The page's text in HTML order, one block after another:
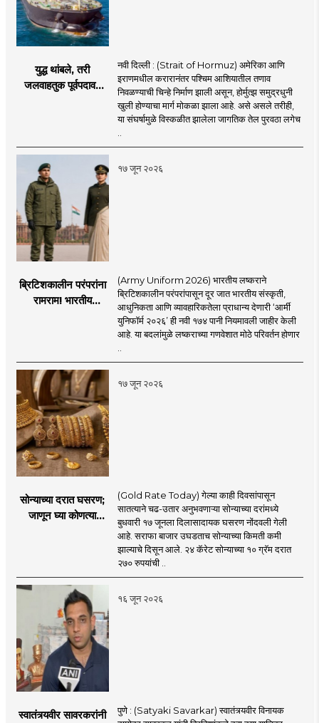
युद्ध थांबले, तरी
जलवाहतुक पूर्वपदावर
चिंता.
नवी दिल्ली : (Strait of Hormuz) अमेरिका आणि
इराणमधील करारानंतर पश्चिम आशियातील तणाव
निवळण्याची चिन्हे निर्माण झाली असून, होर्मुत्झ समुद्रधुनी
खुली होण्याचा मार्ग मोकळा झाला आहे. असे असले तरीही,
या संघर्षामुळे विस्कळीत झालेला जागतिक तेल पुरवठा लगेच
१७ जून २०२६
ब्रिटिशकालीन परंपरांना
रामराम! भारतीय
(Army Uniform 2026) भारतीय लष्कराने
ब्रिटिशकालीन परंपरांपासून दूर जात भारतीय संस्कृती,
आधुनिकता आणि व्यावहारिकतेला प्राधान्य देणारी ‘आर्मी
युनिफॉर्म २०२६’ ही नवी १७४ पानी नियमावली जाहीर केली
आहे. या बदलांमुळे लष्कराच्या गणवेशात मोठे परिवर्तन होणार
१७ जून २०२६
सोन्याच्या दरात घसरण;
जाणून घ्या कोणत्या
(Gold Rate Today) गेल्या काही दिवसांपासून
सातत्याने चढ-उतार अनुभवणाऱ्या सोन्याच्या दरांमध्ये
बुधवारी १७ जूनला दिलासादायक घसरण नोंदवली गेली
आहे. सराफा बाजार उघडताच सोन्याच्या किमती कमी
झाल्याचे दिसून आले. २४ कॅरेट सोन्याच्या १० ग्रॅम दरात
२७० रुपयांची ..
१६ जून २०२६
स्वातंत्र्यवीर सावरकरांनी
पुणे : (Satyaki Savarkar) स्वातंत्र्यवीर विनायक